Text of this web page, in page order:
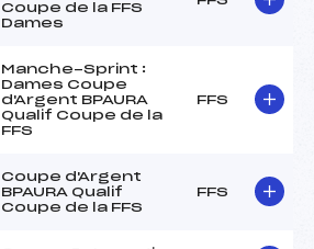
Coupe de la FFS
Dames
Manche-Sprint :
Dames Coupe
d'Argent BPAURA
Qualif Coupe de la
FFS
FFS
Coupe d'Argent
BPAURA Qualif
Coupe de la FFS
FFS